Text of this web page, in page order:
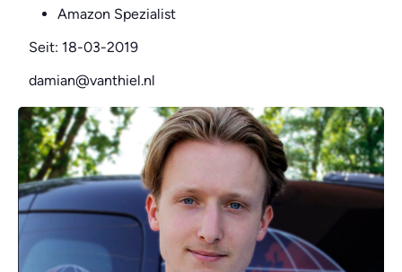
Amazon Spezialist
Seit: 18-03-2019
damian@vanthiel.nl